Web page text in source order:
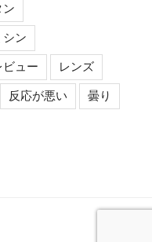
ン
シン
ビュー レンズ
反応が悪い 曇り